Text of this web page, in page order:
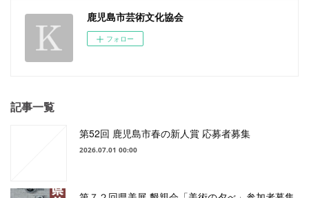
鹿児島市芸術文化協会
フォロー
記事一覧
第52回 鹿児島市春の新人賞 応募者募集
2026.07.01 00:00